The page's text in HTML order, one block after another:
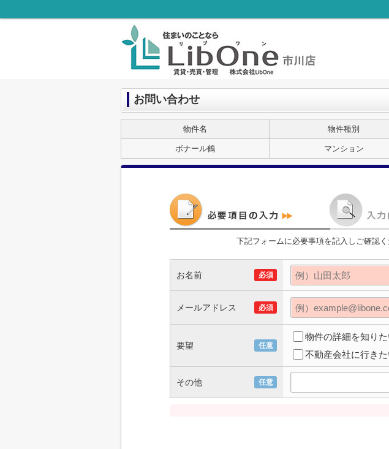
お問い合わせ
物件名 物件種別
ボナール鶴 マンション
下記フォームに必要事項を記入しご確認
お名前 必須
メールアドレス 必須
要望 任意
物件の詳細を知りた
不動産会社に行きた
その他 任意